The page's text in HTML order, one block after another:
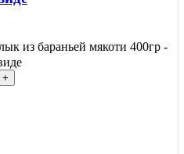
из бараньей мякоти 400гр -